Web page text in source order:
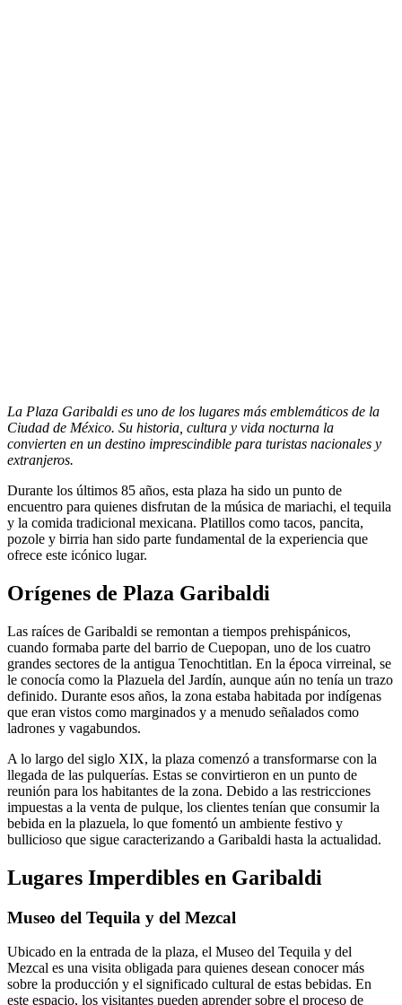
La Plaza Garibaldi es uno de los lugares más emblemáticos de la
Ciudad de México. Su historia, cultura y vida nocturna la
convierten en un destino imprescindible para turistas nacionales y
extranjeros.
Durante los últimos 85 años, esta plaza ha sido un punto de
encuentro para quienes disfrutan de la música de mariachi, el tequila
y la comida tradicional mexicana. Platillos como tacos, pancita,
pozole y birria han sido parte fundamental de la experiencia que
ofrece este icónico lugar.
Orígenes de Plaza Garibaldi
Las raíces de Garibaldi se remontan a tiempos prehispánicos,
cuando formaba parte del barrio de Cuepopan, uno de los cuatro
grandes sectores de la antigua Tenochtitlan. En la época virreinal, se
le conocía como la Plazuela del Jardín, aunque aún no tenía un trazo
definido. Durante esos años, la zona estaba habitada por indígenas
que eran vistos como marginados y a menudo señalados como
ladrones y vagabundos.
A lo largo del siglo XIX, la plaza comenzó a transformarse con la
llegada de las pulquerías. Estas se convirtieron en un punto de
reunión para los habitantes de la zona. Debido a las restricciones
impuestas a la venta de pulque, los clientes tenían que consumir la
bebida en la plazuela, lo que fomentó un ambiente festivo y
bullicioso que sigue caracterizando a Garibaldi hasta la actualidad.
Lugares Imperdibles en Garibaldi
Museo del Tequila y del Mezcal
Ubicado en la entrada de la plaza, el Museo del Tequila y del
Mezcal es una visita obligada para quienes desean conocer más
sobre la producción y el significado cultural de estas bebidas. En
este espacio, los visitantes pueden aprender sobre el proceso de